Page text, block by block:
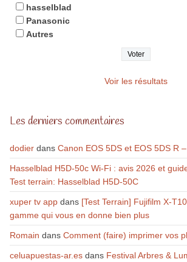
hasselblad
Panasonic
Autres
Voir les résultats
Les derniers commentaires
dodierdans Canon EOS 5DS et EOS 5DS R
Hasselblad H5D-50c Wi-Fi : avis 2026 et
Test terrain: Hasselblad H5D-50C
xuper tv appdans [Test Terrain] Fujifilm X-
gamme qui vous en donne bien plus
Romain dans Comment (faire) imprimer vos
celuapuestas-ar.esdans Festival Arbres &